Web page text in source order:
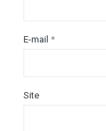
E-mail *
Site